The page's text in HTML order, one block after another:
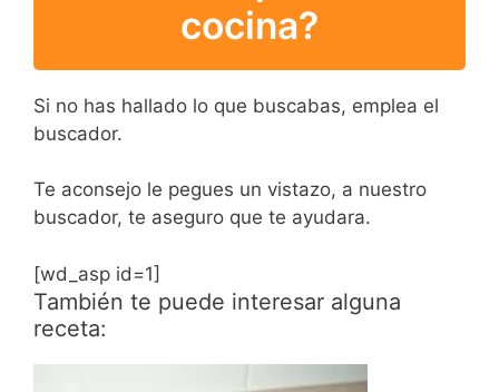
cocina?
Si no has hallado lo que buscabas, emplea el
buscador.
Te aconsejo le pegues un vistazo, a nuestro
buscador, te aseguro que te ayudara.
[wd_asp id=1]
También te puede interesar alguna
receta: